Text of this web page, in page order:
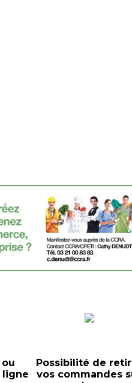
ligne
Possibilité de
vos commandes